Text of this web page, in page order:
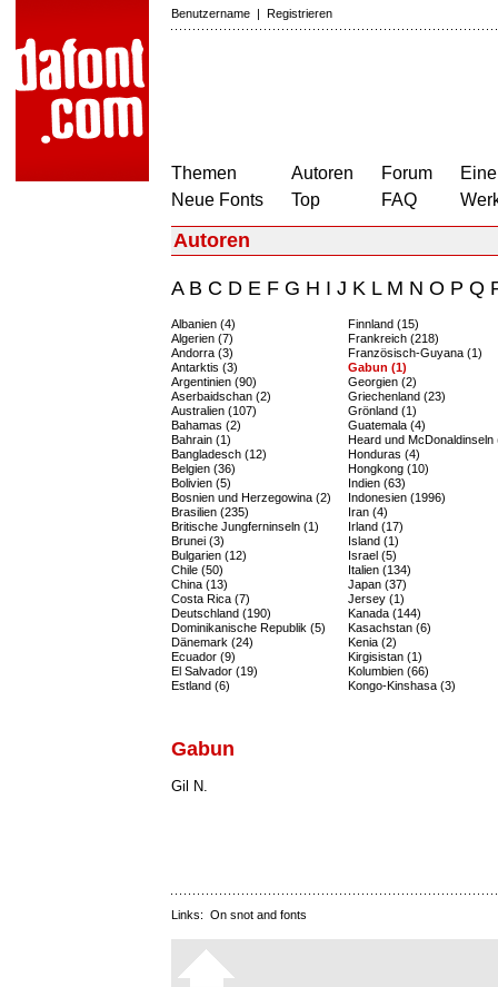
Benutzername | Registrieren
Themen
Neue Fonts
Autoren
Top
Forum
FAQ
Autoren
AB C D E F G H I J K LM N O P Q
Albanien (4)
Algerien (7)
Andorra (3)
Antarktis (3)
Argentinien (90)
Aserbaidschan (2)
Australien (107)
Bahamas (2)
Bahrain (1)
Bangladesch (12)
Belgien (36)
Bolivien (5)
Bosnien und Herzegowina (2)
Brasilien (235)
Britische Jungferninseln (1)
Brunei (3)
Bulgarien (12)
Chile (50)
China (13)
Costa Rica (7)
Deutschland (190)
Dominikanische Republik (5)
Dänemark (24)
Ecuador (9)
El Salvador (19)
Estland (6)
Finnland (15)
Frankreich (218)
Französisch-Guyana (1)
Gabun (1)
Georgien (2)
Griechenland (23)
Grönland (1)
Guatemala (4)
Heard und McDonaldinseln
Honduras (4)
Hongkong (10)
Indien (63)
Indonesien (1996)
Iran (4)
Irland (17)
Island (1)
Israel (5)
Italien (134)
Japan (37)
Jersey (1)
Kanada (144)
Kasachstan (6)
Kenia (2)
Kirgisistan (1)
Kolumbien (66)
Kongo-Kinshasa (3)
Gabun
Gil N.
Links: On snot and fonts